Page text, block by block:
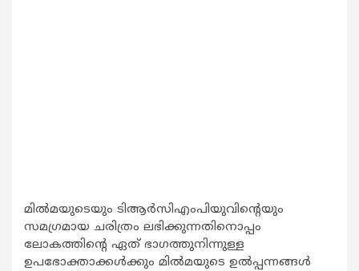
മില്‍മയുടെയും ടിആര്‍സിഎംപിയുവിന്‍റെയും
സമഗ്രമായ ചരിത്രം ലഭിക്കുന്നതിനൊപ്പം
ലോകത്തിന്‍റെ ഏത് ഭാഗത്തുനിന്നുള്ള
ഉപഭോക്താക്കള്‍ക്കും മില്‍മയുടെ ഉല്‍പ്പന്നങ്ങള്‍